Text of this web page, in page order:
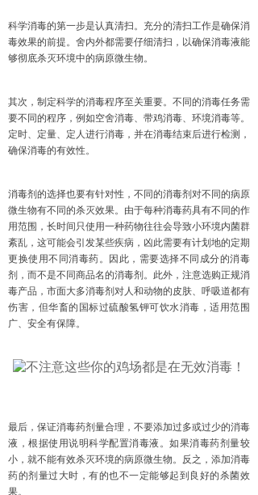
科学消毒的第一步是认真清扫。充分的清扫工作是确保消
毒效果的前提。舍内外都需要仔细清扫，以确保消毒液能
够彻底杀灭环境中的病原微生物。
其次，制定科学的消毒程序至关重要。不同的消毒任务需
要不同的程序，例如空舍消毒、带鸡消毒、环境消毒等。
定时、定量、定人进行消毒，并在消毒结束后进行检测，
确保消毒的有效性。
消毒剂的选择也要有针对性，不同的消毒剂对不同的病原
微生物有不同的杀灭效果。由于每种消毒药具有不同的作
用范围，长时间只使用一种药物往往会导致小环境内菌群
紊乱，这可能会引发某些疾病，凶此需要有计划地的定期
更换使用不同消毒药。因此，需要选择不同成分的消毒
剂，而不是不同商品名的消毒剂。此外，注意选购正规消
毒产品，市面大多消毒剂对人和动物的皮肤、呼吸道都有
伤害，但华畜的国标过硫酸氢钾可饮水消毒，适用范围
广、安全有保障。
最后，保证消毒药剂量合理，不要添加过多或过少的消毒
液，根据使用说明科学配置消毒液。如果消毒药剂量较
小，就不能有效杀灭环境的病原微生物。反之，添加消毒
药的剂量过大时，有的也不一定能够起到良好的杀菌效
果。